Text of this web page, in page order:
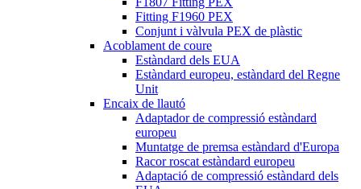
Fitting F1960 PEX
Conjunt i vàlvula PEX de plàstic
Acoblament de coure
Estàndard dels EUA
Estàndard europeu, estàndard del Regne
Unit
Encaix de llautó
Adaptador de compressió estàndard
europeu
Muntatge de premsa estàndard d'Europa
Racor roscat estàndard europeu
Adaptació de compressió estàndard dels